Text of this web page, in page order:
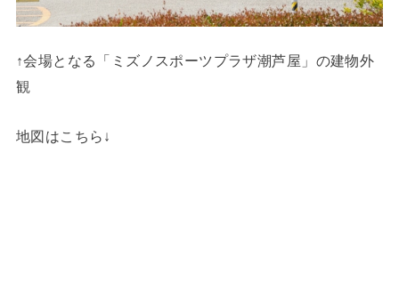
↑会場となる「ミズノスポーツプラザ潮芦屋」の建物外
観
地図はこちら↓